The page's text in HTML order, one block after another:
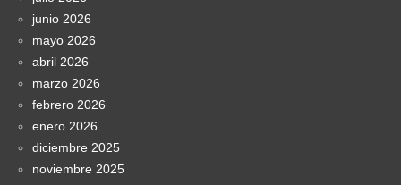
junio 2026
mayo 2026
abril 2026
marzo 2026
febrero 2026
enero 2026
diciembre 2025
noviembre 2025